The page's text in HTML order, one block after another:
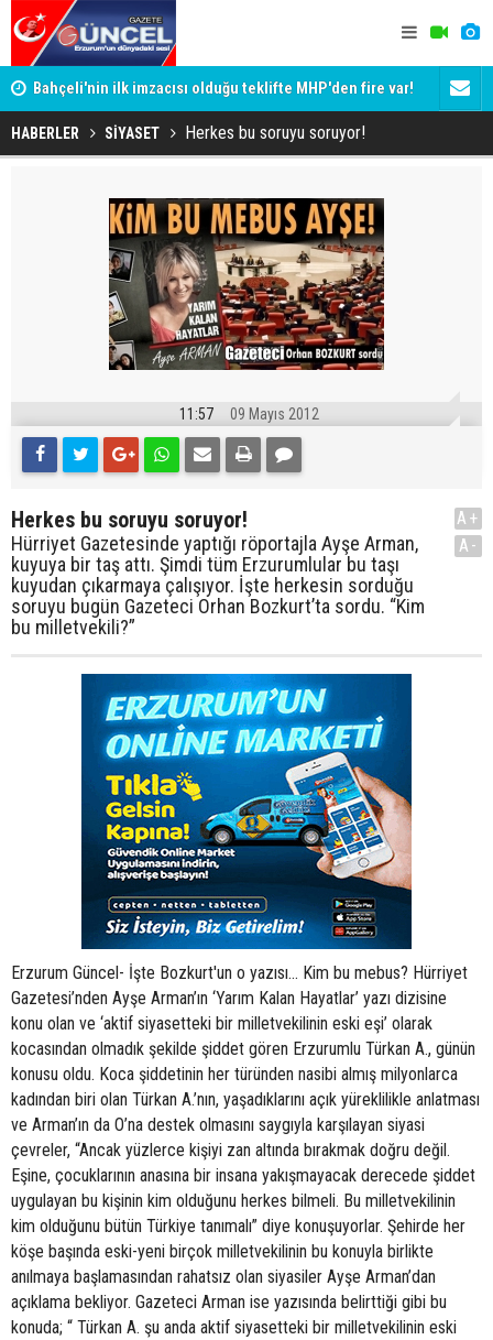
Bahçeli'nin ilk imzacısı olduğu teklifte MHP'den fire var!
İşte imzalamayan o isim
Siyaset-
HABERLER SİYASET Herkes bu soruyu soruyor!
11:57 09 Mayıs 2012
Herkes bu soruyu soruyor!
Hürriyet Gazetesinde yaptığı röportajla Ayşe Arman,
kuyuya bir taş attı. Şimdi tüm Erzurumlular bu taşı
kuyudan çıkarmaya çalışıyor. İşte herkesin sorduğu
soruyu bugün Gazeteci Orhan Bozkurt’ta sordu. “Kim
bu milletvekili?”
A+
A-
Erzurum Güncel- İşte Bozkurt'un o yazısı... Kim bu mebus? Hürriyet
Gazetesi’nden Ayşe Arman’ın ‘Yarım Kalan Hayatlar’ yazı dizisine
konu olan ve ‘aktif siyasetteki bir milletvekilinin eski eşi’ olarak
kocasından olmadık şekilde şiddet gören Erzurumlu Türkan A., günün
konusu oldu. Koca şiddetinin her türünden nasibi almış milyonlarca
kadından biri olan Türkan A.’nın, yaşadıklarını açık yüreklilikle anlatması
ve Arman’ın da O’na destek olmasını saygıyla karşılayan siyasi
çevreler, “Ancak yüzlerce kişiyi zan altında bırakmak doğru değil.
Eşine, çocuklarının anasına bir insana yakışmayacak derecede şiddet
uygulayan bu kişinin kim olduğunu herkes bilmeli. Bu milletvekilinin
kim olduğunu bütün Türkiye tanımalı” diye konuşuyorlar. Şehirde her
köşe başında eski-yeni birçok milletvekilinin bu konuyla birlikte
anılmaya başlamasından rahatsız olan siyasiler Ayşe Arman’dan
açıklama bekliyor. Gazeteci Arman ise yazısında belirttiği gibi bu
konuda; “ Türkan A. şu anda aktif siyasetteki bir milletvekilinin eski